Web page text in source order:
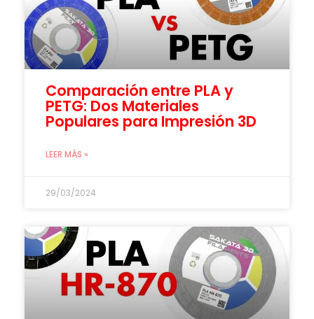
Comparación entre PLA y
PETG: Dos Materiales
Populares para Impresión 3D
LEER MÁS »
29/03/2024